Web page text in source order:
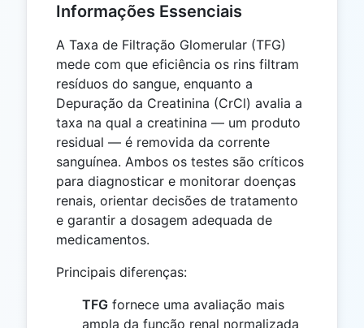
Informações Essenciais
A Taxa de Filtração Glomerular (TFG)
mede com que eficiência os rins filtram
resíduos do sangue, enquanto a
Depuração da Creatinina (CrCl) avalia a
taxa na qual a creatinina — um produto
residual — é removida da corrente
sanguínea. Ambos os testes são críticos
para diagnosticar e monitorar doenças
renais, orientar decisões de tratamento
e garantir a dosagem adequada de
medicamentos.
Principais diferenças:
TFG fornece uma avaliação mais
ampla da função renal normalizada